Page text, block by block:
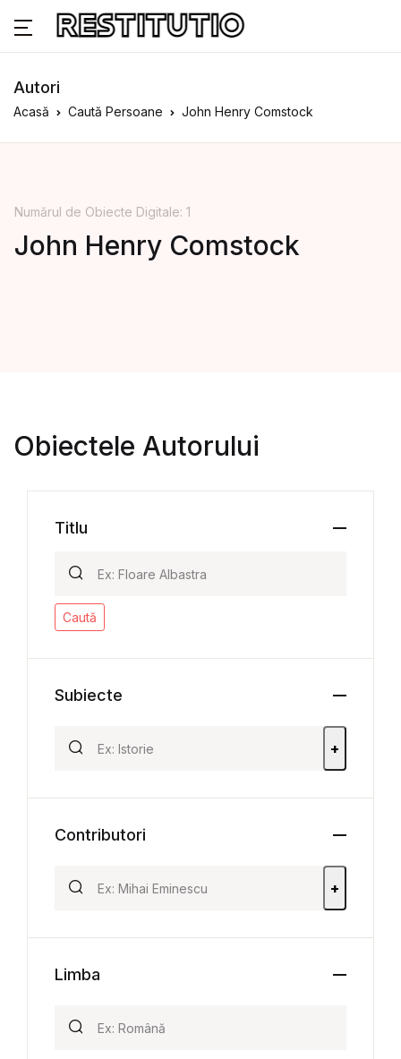
Autori
Acasă Caută Persoane John Henry Comstock
Numărul de Obiecte Digitale: 1
John Henry Comstock
Obiectele Autorului
Titlu
Caută
Subiecte
+
Contributori
+
Limba